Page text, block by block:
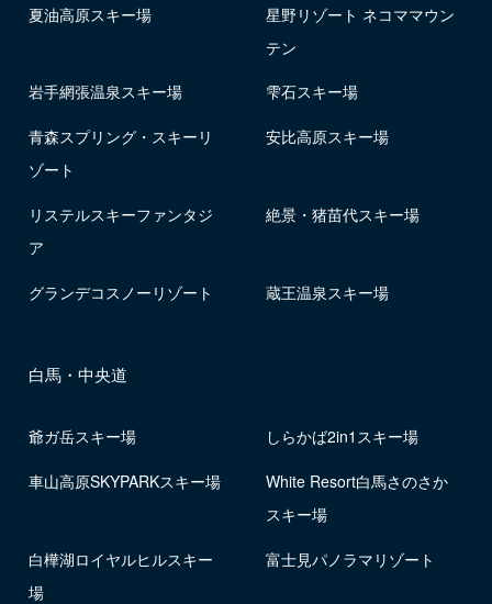
夏油高原スキー場
星野リゾート ネコママウン
テン
岩手網張温泉スキー場 雫石スキー場
青森スプリング・スキーリ
ゾート
安比高原スキー場
リステルスキーファンタジ
ア
絶景・猪苗代スキー場
グランデコスノーリゾート 蔵王温泉スキー場
白馬・中央道
爺ガ岳スキー場 しらかば2in1スキー場
車山高原SKYPARKスキー場
White Resort白馬さのさか
スキー場
白樺湖ロイヤルヒルスキー
場
富士見パノラマリゾート